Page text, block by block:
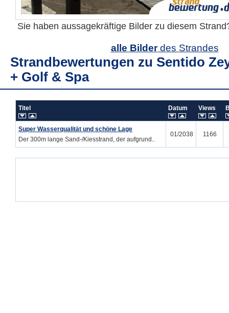
Sie haben aussagekräftige Bilder zu diesem
alle Bilderdes Strandes
Strandbewertungen zu Sentido
+ Golf & Spa
Titel Datum Views
Super Wasserqualität und schöne Lage
Der 300m lange Sand-/Kiesstrand, der aufgrund..
01/2038 1166